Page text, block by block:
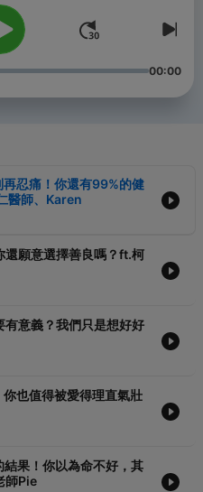
￣￣￣
00:00
忍痛！你還有99%的健
醫師、Karen
還願意選擇善良嗎？ft.柯
意義？我們只是想好好
也值得被愛得理直氣壯
果！你以為命不好，其
師Pie